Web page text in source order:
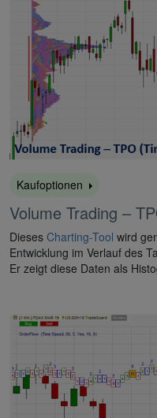
Kaufoptionen
Volume Trading –
Dieses Charting-Tool wird
Entwicklung im Verlauf des
Er zeigt diese Daten als